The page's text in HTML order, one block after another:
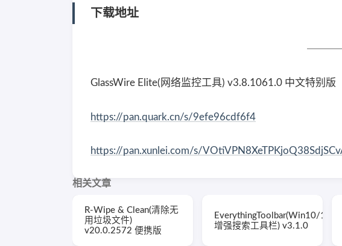
下载地址
GlassWire Elite(网络监控工具) v3.8.1061.0 中文特别版
https://pan.quark.cn/s/9efe96cdf6f4
https://pan.xunlei.com/s/
相关文章
R-Wipe & Clean(清除无
用垃圾文件)
v20.0.2572 便携版
EverythingToolbar(Win10/11
增强搜索工具栏) v3.1.0